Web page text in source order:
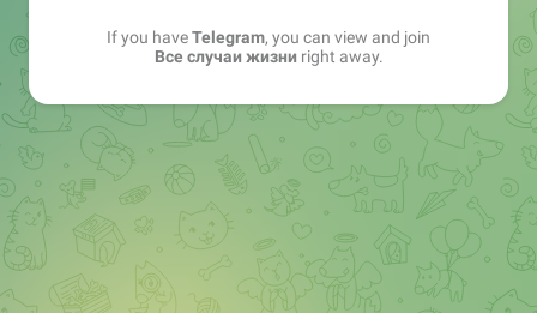
If you haveTelegram, you can view and join
Все случаи жизниright away.